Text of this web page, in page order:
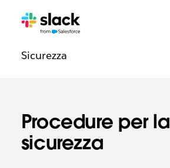
Procedure per la
sicurezza
Navigazione
degliPagine
Sicurezzaaggiuntive